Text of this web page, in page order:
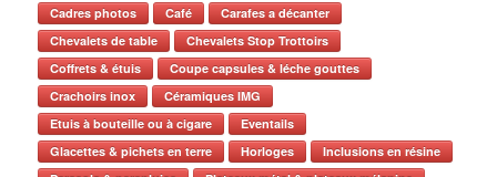
Cadres photos
Café
Carafes a décanter
Chevalets de table
Chevalets Stop Trottoirs
Coffrets & étuis
Coupe capsules & léche gouttes
Crachoirs inox
Céramiques IMG
Etuis à bouteille ou à cigare
Eventails
Glacettes & pichets en terre
Horloges
Inclusions en résine